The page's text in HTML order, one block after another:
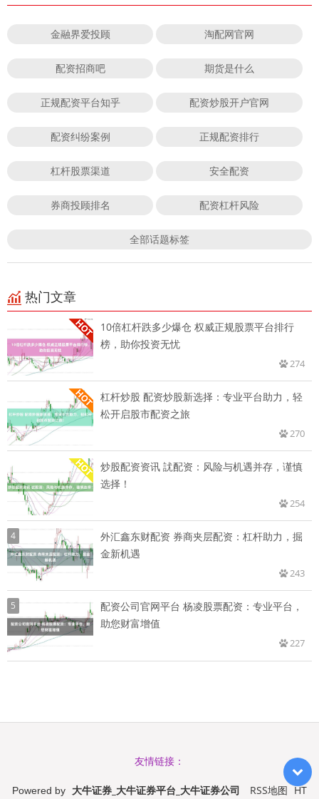
金融界爱投顾 淘配网官网
配资招商吧 期货是什么
正规配资平台知乎 配资炒股开户官网
配资纠纷案例 正规配资排行
杠杆股票渠道 安全配资
券商投顾排名 配资杠杆风险
全部话题标签
热门文章
10倍杠杆跌多少爆仓 权威正规股票平台排行
榜，助你投资无忧
274
杠杆炒股 配资炒股新选择：专业平台助力，轻
松开启股市配资之旅
270
炒股配资资讯 訧配资：风险与机遇并存，谨慎
选择！
254
4
外汇鑫东财配资 券商夹层配资：杠杆助力，掘
金新机遇
243
5
配资公司官网平台 杨凌股票配资：专业平台，
助您财富增值
227
友情链接：
Powered by 大牛证券_大牛证券平台_大牛证券公司 RSS地图 HT